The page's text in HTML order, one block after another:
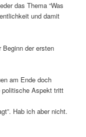
das Thema “Was
und damit
Beginn der ersten
am Ende doch
politische Aspekt tritt
Hab ich aber nicht.